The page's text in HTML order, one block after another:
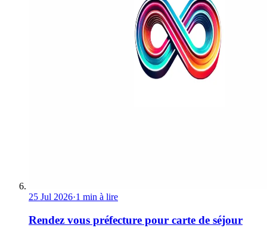
25 Jul 2026·1 min à lire
Rendez vous préfecture pour carte de séjour